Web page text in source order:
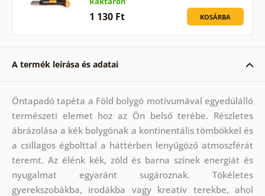
1 130 Ft KOSÁRBA
A termék leírása és adatai
Öntapadó tapéta a Föld bolygó motívumával egyedülálló
természeti elemet hoz az Ön belső terébe. Részletes
ábrázolása a kék bolygónak a kontinentális tömbökkel és
a csillagos égbolttal a háttérben lenyűgöző atmoszférát
teremt. Az élénk kék, zöld és barna színek energiát és
nyugalmat egyaránt sugároznak. Tökéletes
gyerekszobákba, irodákba vagy kreatív terekbe, ahol